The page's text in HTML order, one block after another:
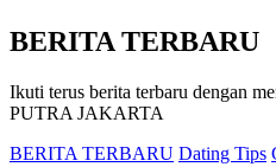
BERITA TERBARU
Ikuti terus berita terbaru dengan
PUTRA JAKARTA
BERITA TERBARU Dating Tips